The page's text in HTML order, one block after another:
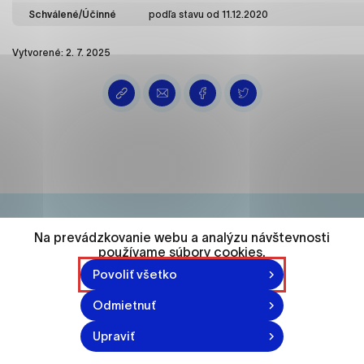
Schválené/Účinné podľa stavu od 11.12.2020
Vytvorené: 2. 7. 2025
74 548
870-871 n.l.
Na prevádzkovanie webu a analýzu návštevnosti
používame súbory cookies.
Povoliť všetko
Odmietnuť
Upraviť
ako je navigácia na stránke a prístup k
zabezpečeným oblastiam webovej stránky. Bez
fungovať.
Analytické cookies
zbierajú anonymne a nie je možné ich spojiť s
konkrétnou osobou.
Označiť všetko
Uložiť nastavenia
Viac informácií